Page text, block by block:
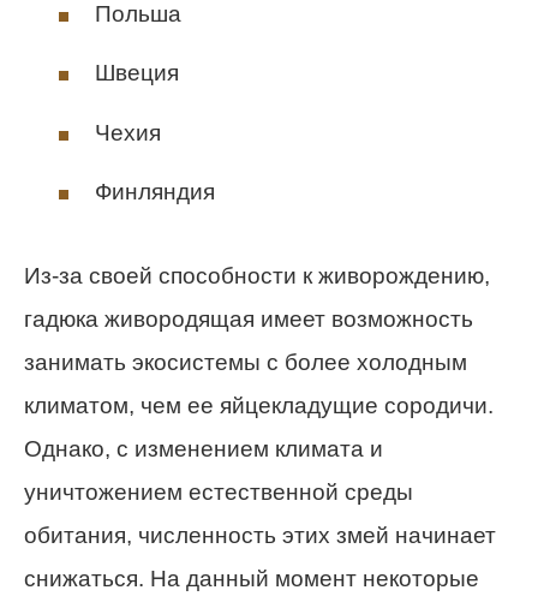
Польша
Швеция
Чехия
Финляндия
Из-за своей способности к живорождению,
гадюка живородящая имеет возможность
занимать экосистемы с более холодным
климатом, чем ее яйцекладущие сородичи.
Однако, с изменением климата и
уничтожением естественной среды
обитания, численность этих змей начинает
снижаться. На данный момент некоторые